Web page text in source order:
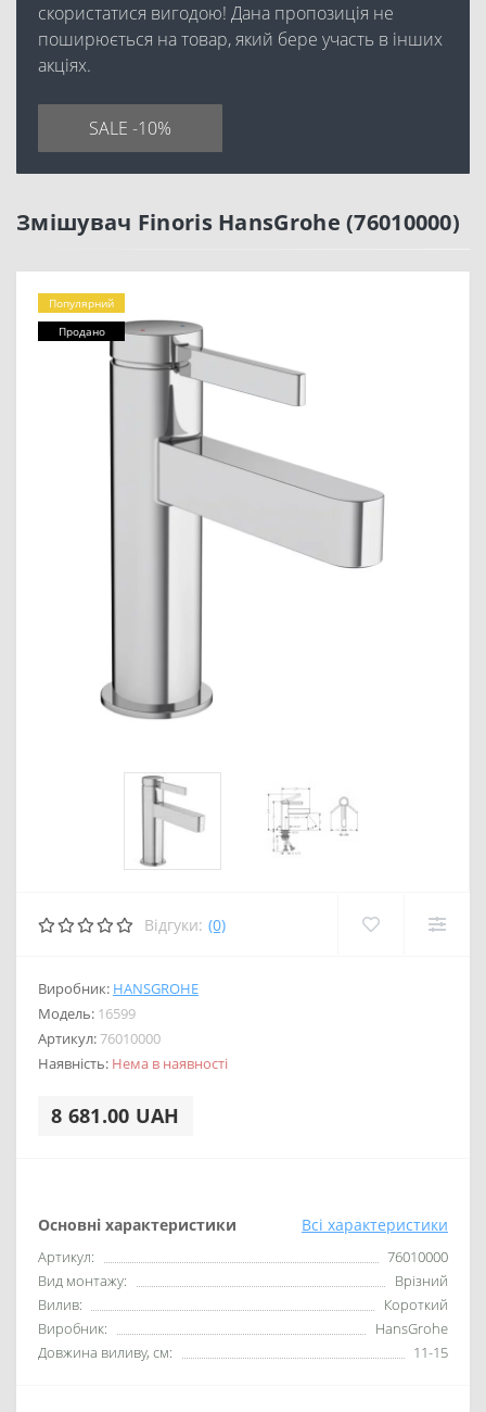
скористатися вигодою! Дана пропозиція не
поширюється на товар, який бере участь в інших
акціях.
SALE -10%
Змішувач Finoris HansGrohe (76010000)
Популярний
Продано
Відгуки: (0)
Виробник: HANSGROHE
Модель: 16599
Артикул:76010000
Наявність: Нема в наявності
8 681.00 UAH
Основні характеристики Всі характеристики
Артикул:
76010000
Вид монтажу:
Врізний
Вилив:
Короткий
Виробник:
HansGrohe
Довжина виливу, см:
11-15